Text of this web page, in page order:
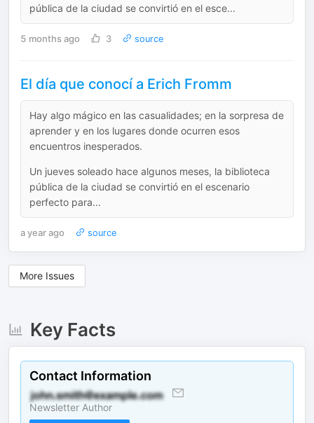
pública de la ciudad se convirtió en el esce...
5 months ago 3 source
El día que conocí a Erich Fromm
Hay algo mágico en las casualidades; en la sorpresa de
aprender y en los lugares donde ocurren esos
encuentros inesperados.
Un jueves soleado hace algunos meses, la biblioteca
pública de la ciudad se convirtió en el escenario
perfecto para...
a year ago source
More Issues
Key Facts
Contact Information
Newsletter Author